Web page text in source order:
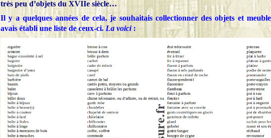
très peu d’objets du XVIIe siècle…
Il y a quelques années de cela, je souhaitais collectionner des objets et
avais établi une liste de ceux-ci. La voici: